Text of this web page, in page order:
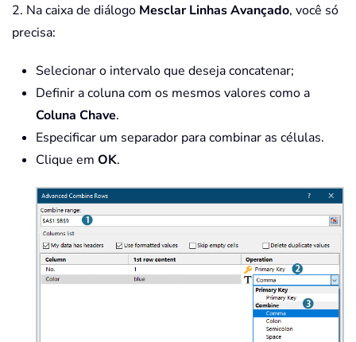
2. Na caixa de diálogo Mesclar Linhas Avançado, você só
precisa:
Selecionar o intervalo que deseja concatenar;
Definir a coluna com os mesmos valores como a
Coluna Chave.
Especificar um separador para combinar as células.
Clique em OK.